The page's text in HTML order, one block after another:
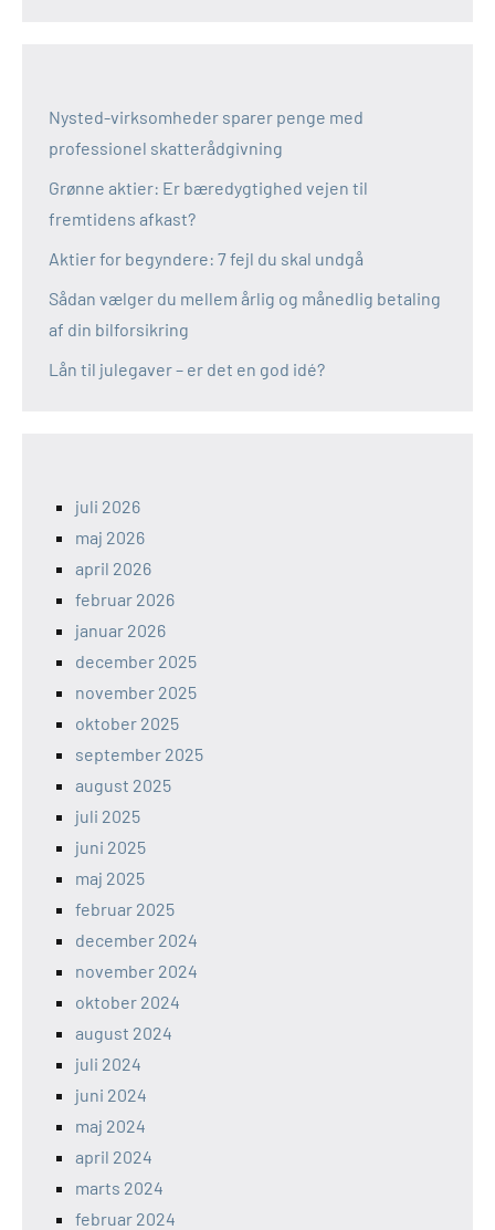
Nysted-virksomheder sparer penge med
professionel skatterådgivning
Grønne aktier: Er bæredygtighed vejen til
fremtidens afkast?
Aktier for begyndere: 7 fejl du skal undgå
Sådan vælger du mellem årlig og månedlig betaling
af din bilforsikring
Lån til julegaver – er det en god idé?
juli 2026
maj 2026
april 2026
februar 2026
januar 2026
december 2025
november 2025
oktober 2025
september 2025
august 2025
juli 2025
juni 2025
maj 2025
februar 2025
december 2024
november 2024
oktober 2024
august 2024
juli 2024
juni 2024
maj 2024
april 2024
marts 2024
februar 2024